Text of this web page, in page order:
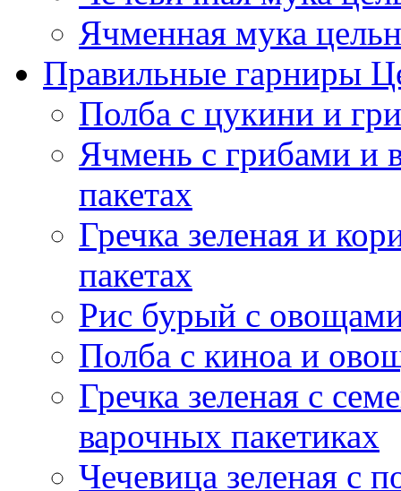
Ячменная мука
Правильные гарниры
Полба с цукини и
Ячмень с грибами и
пакетах
Гречка зеленая и
пакетах
Рис бурый с
Полба с киноа и
Гречка зеленая с
варочных пакетиках
Чечевица зеленая с